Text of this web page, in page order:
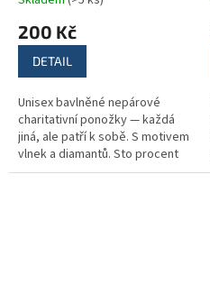
200 Kč
DETAIL
Unisex bavlněné nepárové
charitativní ponožky — každá
jiná, ale patří k sobě. S motivem
vlnek a diamantů. Sto procent
výtěžku pomáhá rodinám, do